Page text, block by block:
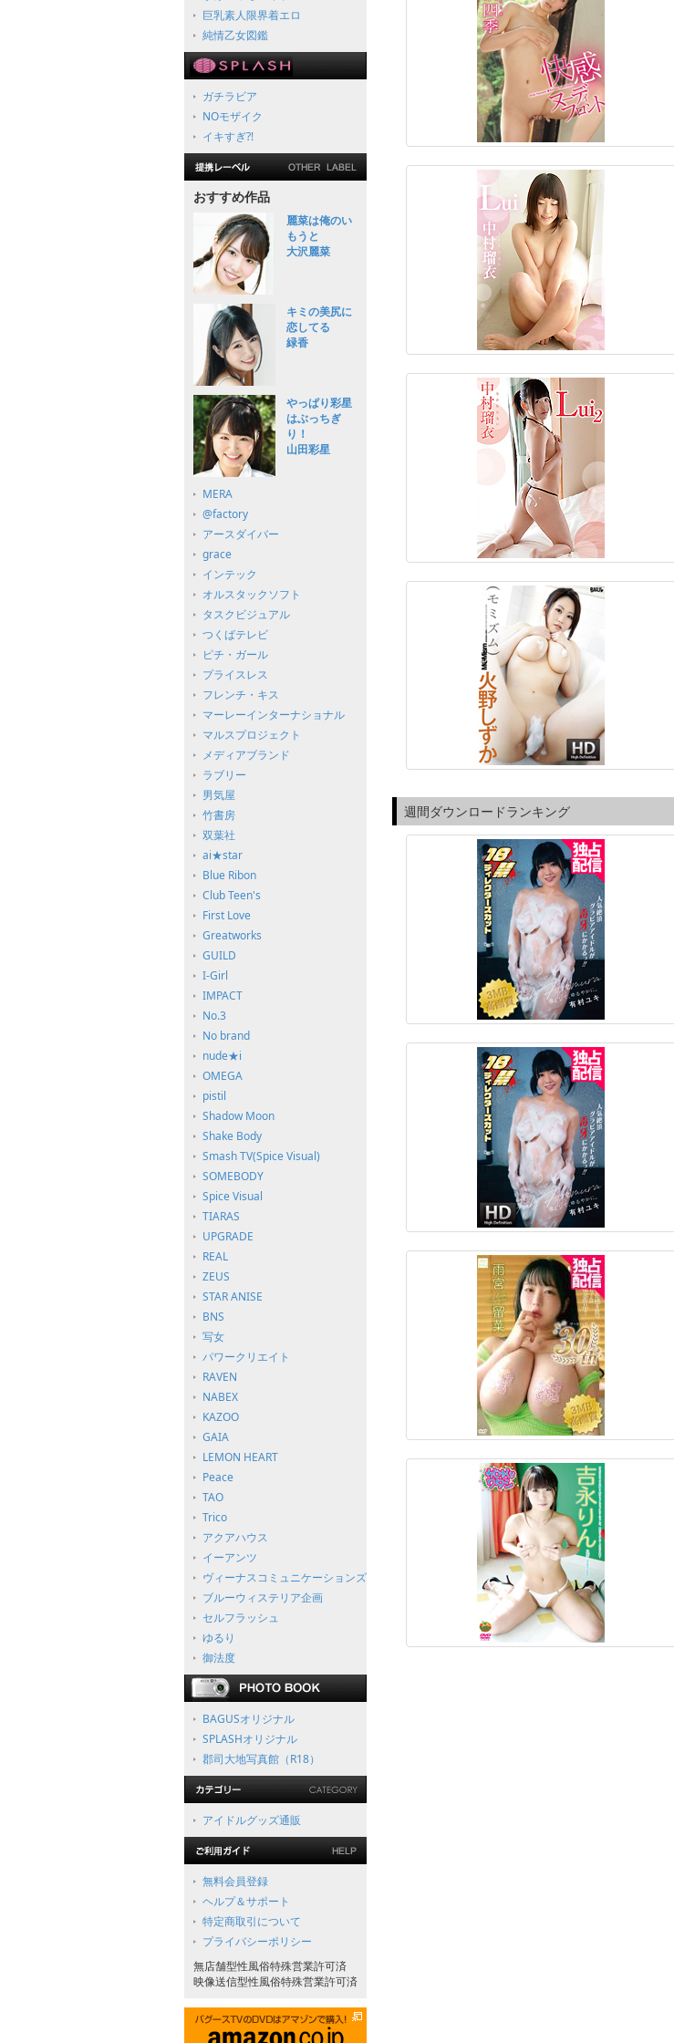
巨乳素人限界着エロ
純情乙女図鑑
ガチラビア
NOモザイク
イキすぎ?!
おすすめ作品
麗菜は俺のい
もうと
大沢麗菜
キミの美尻に
恋してる
緑香
やっぱり彩星
はぶっちぎ
り！
山田彩星
MERA
@factory
アースダイバー
grace
インテック
オルスタックソフト
タスクビジュアル
つくばテレビ
ピチ・ガール
プライスレス
フレンチ・キス
マーレーインターナショナル
マルスプロジェクト
メディアブランド
ラブリー
男気屋
竹書房
双葉社
ai★star
Blue Ribon
Club Teen's
First Love
Greatworks
GUILD
I-Girl
IMPACT
No.3
No brand
nude★i
OMEGA
pistil
Shadow Moon
Shake Body
Smash TV(Spice Visual)
SOMEBODY
Spice Visual
TIARAS
UPGRADE
REAL
ZEUS
STAR ANISE
BNS
写女
パワークリエイト
RAVEN
NABEX
KAZOO
GAIA
LEMON HEART
Peace
TAO
Trico
アクアハウス
イーアンツ
ヴィーナスコミュニケーションズ
ブルーウィステリア企画
セルフラッシュ
ゆるり
御法度
BAGUSオリジナル
SPLASHオリジナル
郡司大地写真館（R18）
アイドルグッズ通販
無料会員登録
ヘルプ＆サポート
特定商取引について
プライバシーポリシー
無店舗型性風俗特殊営業許可済
映像送信型性風俗特殊営業許可済
週間ダウンロードランキング